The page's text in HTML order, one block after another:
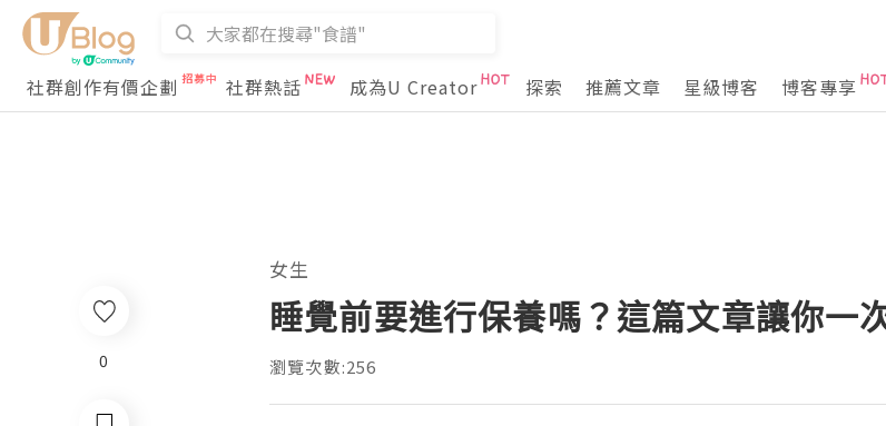
社群創作有價企劃
社群熱話 成為U Creator 探索 推薦文章 星級博客 博客專享
0
女生
睡覺前要進行保養嗎？這篇文章讓你一
瀏覽次數:256